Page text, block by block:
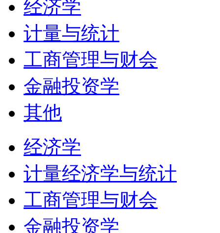
经济学
计量与统计
工商管理与财会
金融投资学
其他
经济学
计量经济学与统计
工商管理与财会
金融投资学